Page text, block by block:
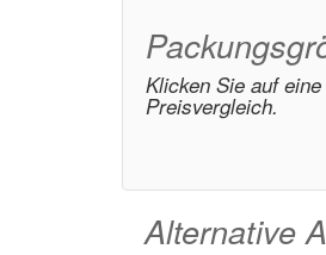
Klicken Sie auf
Preisvergleich.
Alternative